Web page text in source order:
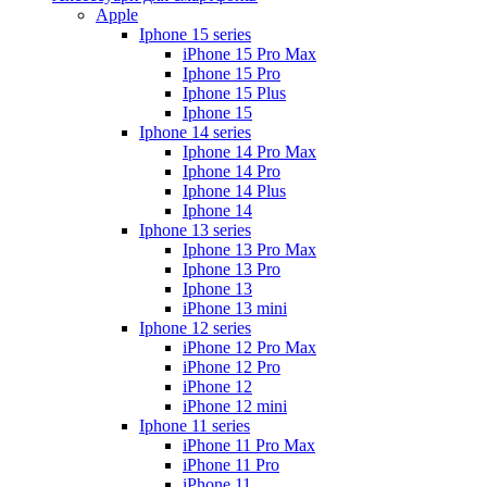
Apple
Iphone 15 series
iPhone 15 Pro Max
Iphone 15 Pro
Iphone 15 Plus
Iphone 15
Iphone 14 series
Iphone 14 Pro Max
Iphone 14 Pro
Iphone 14 Plus
Iphone 14
Iphone 13 series
Iphone 13 Pro Max
Iphone 13 Pro
Iphone 13
iPhone 13 mini
Iphone 12 series
iPhone 12 Pro Max
iPhone 12 Pro
iPhone 12
iPhone 12 mini
Iphone 11 series
iPhone 11 Pro Max
iPhone 11 Pro